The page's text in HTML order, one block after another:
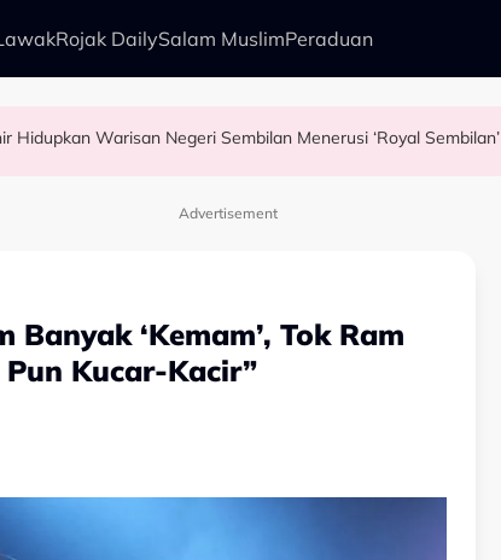
Rojak DailySalam MuslimPeraduan
Usia 74 tahun Bukan Penghalang, Tunku Puteri Jawahir Hidupkan Warisan Negeri Sembilan Menerusi ‘Royal Sembilan’
Tangkap Ikan Segar Setiap Hari
Advertisement
‘Kemam’, Tok Ram
Kucar-Kacir”